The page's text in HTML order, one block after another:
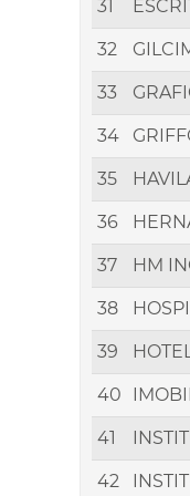
31
32
33
34
35
36
37 HM
38
39
40
41
42